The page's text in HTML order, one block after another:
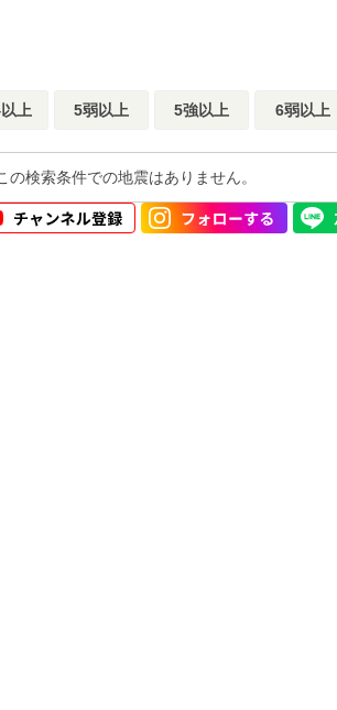
上 5弱以上 5強以上 6弱以上
の検索条件での地震はありません。